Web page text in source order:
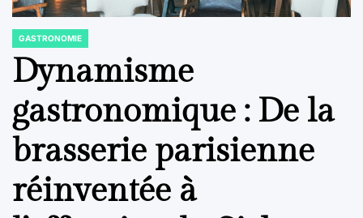
POSTED
IN
GASTRONOMIE
Dynamisme
gastronomique : De la
brasserie parisienne
réinventée à